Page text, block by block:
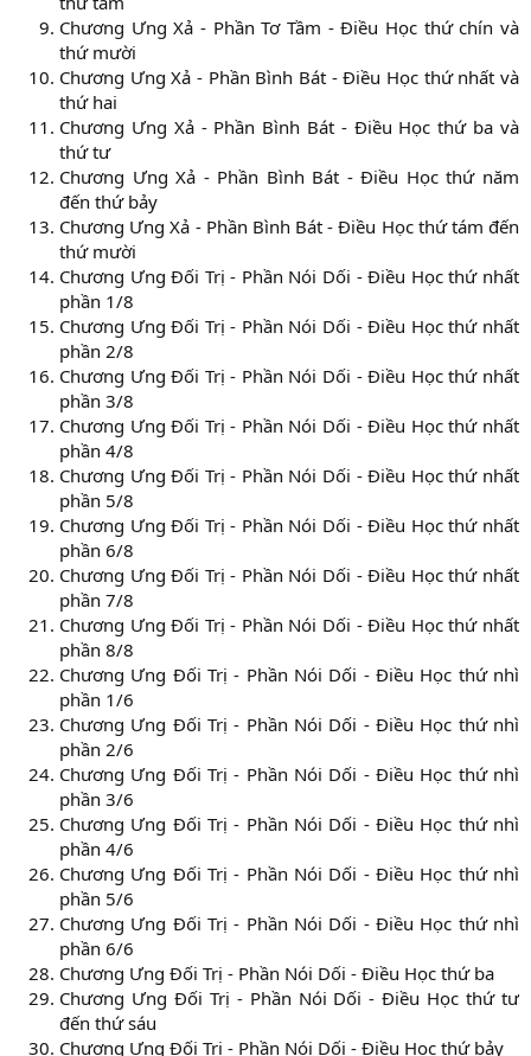
Chương Ưng Xả - Phần Tơ Tầm - Điều Học thứ chín và
thứ mười
Chương Ưng Xả - Phần Bình Bát - Điều Học thứ nhất và
thứ hai
Chương Ưng Xả - Phần Bình Bát - Điều Học thứ ba và
thứ tư
Chương Ưng Xả - Phần Bình Bát - Điều Học thứ năm
đến thứ bảy
Chương Ưng Xả - Phần Bình Bát - Điều Học thứ tám đến
thứ mười
Chương Ưng Đối Trị - Phần Nói Dối - Điều Học thứ nhất
phần 1/8
Chương Ưng Đối Trị - Phần Nói Dối - Điều Học thứ nhất
phần 2/8
Chương Ưng Đối Trị - Phần Nói Dối - Điều Học thứ nhất
phần 3/8
Chương Ưng Đối Trị - Phần Nói Dối - Điều Học thứ nhất
phần 4/8
Chương Ưng Đối Trị - Phần Nói Dối - Điều Học thứ nhất
phần 5/8
Chương Ưng Đối Trị - Phần Nói Dối - Điều Học thứ nhất
phần 6/8
Chương Ưng Đối Trị - Phần Nói Dối - Điều Học thứ nhất
phần 7/8
Chương Ưng Đối Trị - Phần Nói Dối - Điều Học thứ nhất
phần 8/8
Chương Ưng Đối Trị - Phần Nói Dối - Điều Học thứ nhì
phần 1/6
Chương Ưng Đối Trị - Phần Nói Dối - Điều Học thứ nhì
phần 2/6
Chương Ưng Đối Trị - Phần Nói Dối - Điều Học thứ nhì
phần 3/6
Chương Ưng Đối Trị - Phần Nói Dối - Điều Học thứ nhì
phần 4/6
Chương Ưng Đối Trị - Phần Nói Dối - Điều Học thứ nhì
phần 5/6
Chương Ưng Đối Trị - Phần Nói Dối - Điều Học thứ nhì
phần 6/6
Chương Ưng Đối Trị - Phần Nói Dối - Điều Học thứ ba
Chương Ưng Đối Trị - Phần Nói Dối - Điều Học thứ tư
đến thứ sáu
Chương Ưng Đối Trị - Phần Nói Dối - Điều Học thứ bảy